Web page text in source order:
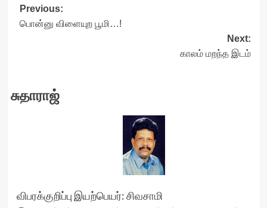
Post
navigation
Previous:
பொன்னு விளையுற பூமி…!
Next:
காலம் மறந்த இடம்
சுதாராஜ்
விபரக்குறிப்பு இயற்பெயர்: சிவசாமி